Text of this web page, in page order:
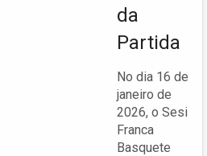
da
Partida
No dia 16 de
janeiro de
2026, o Sesi
Franca
Basquete